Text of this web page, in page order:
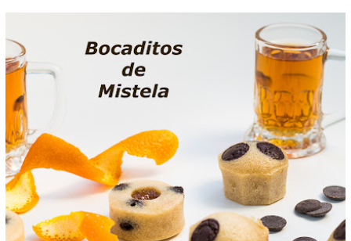
BOCADITOS DE MISTELA
domingo, 5 de junio de 2016